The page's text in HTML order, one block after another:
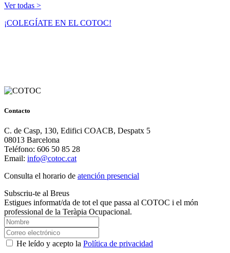
Ver todas >
¡COLEGÍATE EN EL COTOC!
Contacto
C. de Casp, 130, Edifici COACB, Despatx 5
08013 Barcelona
Teléfono: 606 50 85 28
Email: info@cotoc.cat
Consulta el horario de atención presencial
Subscriu-te al Breus
Estigues informat/da de tot el que passa al COTOC i el món
professional de la Teràpia Ocupacional.
He leído y acepto la Política de privacidad